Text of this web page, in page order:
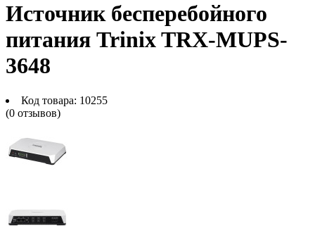
Источник бесперебойного
питания Trinix TRX-MUPS-
3648
Код товара: 10255
(0 отзывов)